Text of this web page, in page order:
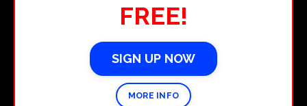
FREE!
SIGN UP NOW
MORE INFO